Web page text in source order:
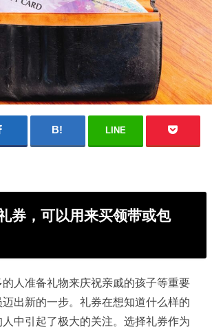
LINE
券，可以用来买领带或包
人准备礼物来庆祝亲戚的孩子等重要
迈出新的一步。礼券在想知道什么样的
中引起了极大的关注。选择礼券作为